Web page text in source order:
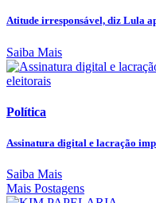
Atitude irresponsável, diz Lula
Saiba Mais
Política
Assinatura digital e lacração
Saiba Mais
Mais Postagens